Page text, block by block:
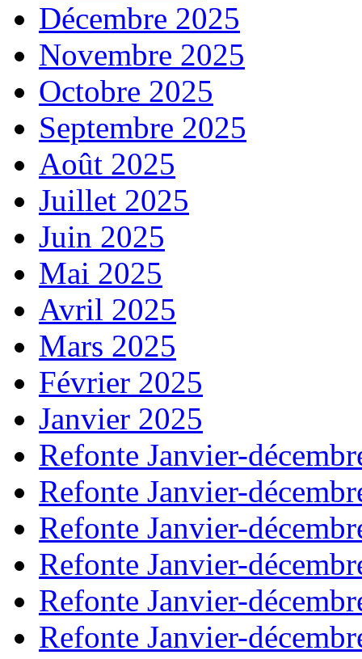
Décembre 2025
Novembre 2025
Octobre 2025
Septembre 2025
Août 2025
Juillet 2025
Juin 2025
Mai 2025
Avril 2025
Mars 2025
Février 2025
Janvier 2025
Refonte Janvier-
Refonte Janvier-
Refonte Janvier-
Refonte Janvier-
Refonte Janvier-
Refonte Janvier-